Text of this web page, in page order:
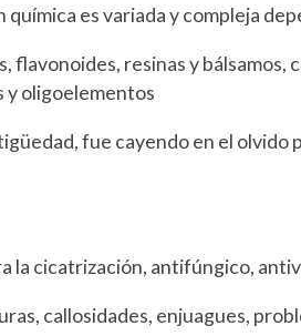
química es variada y compleja
resinas y bálsamos,
y oligoelementos
fue cayendo en el
cicatrización, antifúngico,
callosidades, enjuagues,